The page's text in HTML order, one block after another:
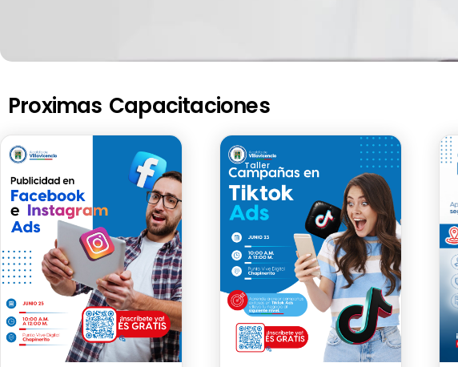
Proximas Capacitaciones
Taller Taller